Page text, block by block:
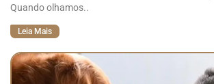
Quando olhamos..
Leia Mais